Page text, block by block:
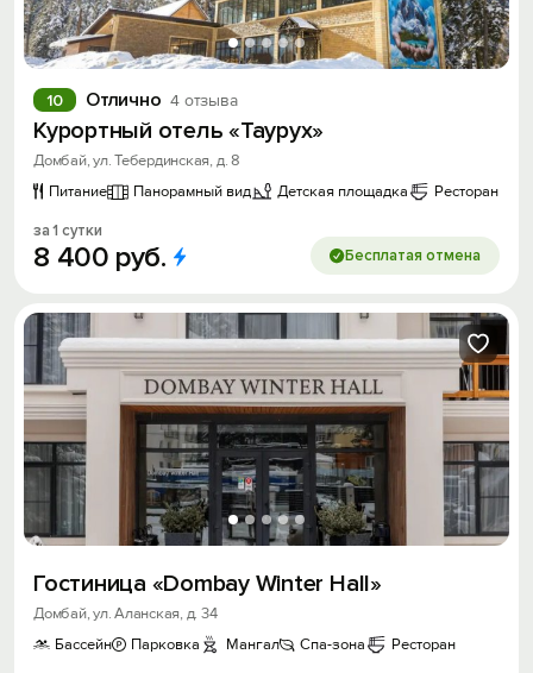
Отлично 4 отзыва
10
Курортный отель «Таурух»
Домбай, ул. Тебердинская, д. 8
Питание
Панорамный вид Детская площадка Ресторан
за 1 сутки
8 400 руб. Бесплатая отмена
Гостиница «Dombay Winter Hall»
Домбай, ул. Аланская, д. 34
Бассейн
Парковка Мангал Спа-зона Ресторан